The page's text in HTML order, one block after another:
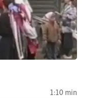
1:10 min